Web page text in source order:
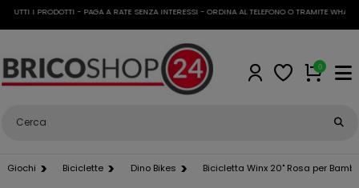
I PRODOTTI - PAGA A RATE SENZA INTERESSI - ORDINA AL TELEFONO O TRAMITE WHATSAPP
0
Giochi Biciclette Dino Bikes Bicicletta Winx 20" Rosa per